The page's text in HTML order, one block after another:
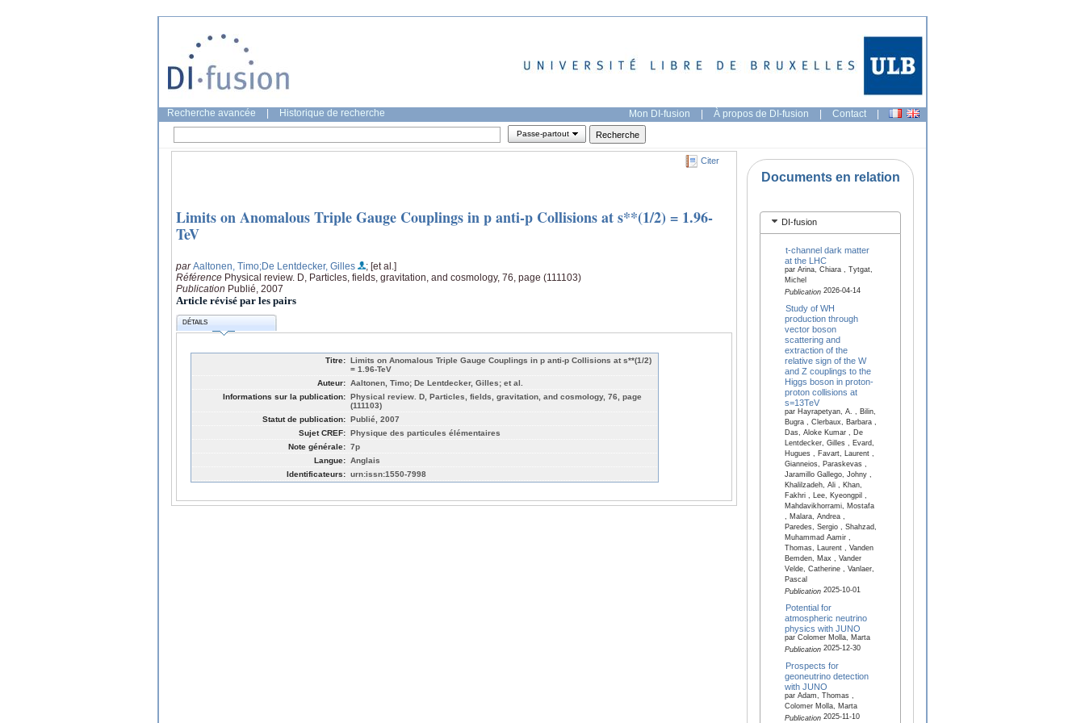
Recherche avancée Historique de recherche Mon DI-fusion | À propos de DI-fusion | Contact |
Passe-partout
Citer
Limits on Anomalous Triple Gauge Couplings in p anti-p Collisions at s**(1/2) = 1.96-
TeV
parAaltonen, Timo;De Lentdecker, Gilles
; [et al.]
Référence Physical review. D, Particles, fields, gravitation, and cosmology, 76, page (111103)
Publication Publié, 2007
Article révisé par les pairs
DÉTAILS
Titre: Limits on Anomalous Triple Gauge Couplings in p anti-p Collisions at s**(1/2)
= 1.96-TeV
Auteur: Aaltonen, Timo; De Lentdecker, Gilles; et al.
Informations sur la publication: Physical review. D, Particles, fields, gravitation, and cosmology, 76, page
(111103)
Statut de publication: Publié, 2007
Sujet CREF: Physique des particules élémentaires
Note générale: 7p
Langue: Anglais
Identificateurs: urn:issn:1550-7998
Documents en relation
DI-fusion
t-channel dark matter
at the LHC
par Arina, Chiara , Tytgat,
Michel
Publication2026-04-14
Study of WH
production through
vector boson
scattering and
extraction of the
relative sign of the W
and Z couplings to the
Higgs boson in proton-
proton collisions at
s=13TeV
par Hayrapetyan, A. , Bilin,
Bugra , Clerbaux, Barbara ,
Das, Aloke Kumar , De
Lentdecker, Gilles , Evard,
Hugues , Favart, Laurent ,
Gianneios, Paraskevas ,
Jaramillo Gallego, Johny ,
Khalilzadeh, Ali , Khan,
Fakhri , Lee, Kyeongpil ,
Mahdavikhorrami, Mostafa
, Malara, Andrea ,
Paredes, Sergio , Shahzad,
Muhammad Aamir ,
Thomas, Laurent , Vanden
Bemden, Max , Vander
Velde, Catherine , Vanlaer,
Pascal
Publication2025-10-01
Potential for
atmospheric neutrino
physics with JUNO
par Colomer Molla, Marta
Publication2025-12-30
Prospects for
geoneutrino detection
with JUNO
par Adam, Thomas ,
Colomer Molla, Marta
Publication2025-11-10